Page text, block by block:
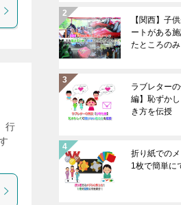
行
【関西】子
ートがある
たところのみ
ラブレター
編】恥ずか
き方を伝授
折り紙での
1枚で簡単に